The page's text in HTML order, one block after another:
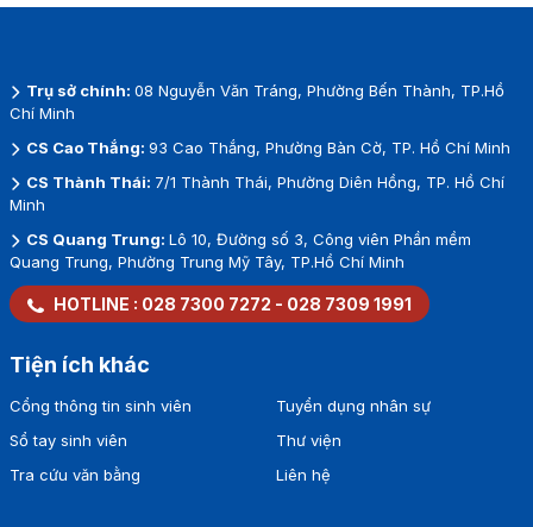
Trụ sở chính: 08 Nguyễn Văn Tráng, Phường Bến Thành, TP.Hồ
Chí Minh
CS Cao Thắng: 93 Cao Thắng, Phường Bàn Cờ, TP. Hồ Chí Minh
CS Thành Thái: 7/1 Thành Thái, Phường Diên Hồng, TP. Hồ Chí
Minh
CS Quang Trung: Lô 10, Đường số 3, Công viên Phần mềm
Quang Trung, Phường Trung Mỹ Tây, TP.Hồ Chí Minh
HOTLINE : 028 7300 7272 - 028 7309 1991
Tiện ích khác
Cổng thông tin sinh viên
Sổ tay sinh viên
Tra cứu văn bằng
Tuyển dụng nhân sự
Thư viện
Liên hệ